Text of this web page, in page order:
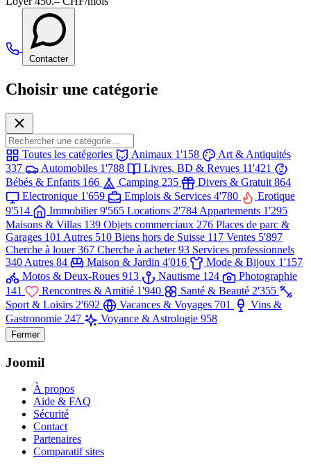
Contacter
Choisir une catégorie
Toutes les catégories Animaux 1'158
Art & Antiquités
337
Automobiles 1'788 Livres, BD & Revues 11'421
Bébés & Enfants 166 Camping 235 Divers & Gratuit 864
Electronique 1'659 Emplois & Services 4'780
Erotique
9'514
Immobilier 9'565 Locations 2'784 Appartements 1'295
Maisons & Villas 139 Objets commerciaux 276 Places de parc &
Garages 101 Autres 510 Biens hors de Suisse 117 Ventes 5'897
Cherche à louer 367 Cherche à acheter 93 Services professionnels
340 Autres 84 Maison & Jardin 4'016 Mode & Bijoux 1'157
Motos & Deux-Roues 913 Nautisme 124
Photographie
141
Rencontres & Amitié 1'940 Santé & Beauté 2'355
Sport & Loisirs 2'692 Vacances & Voyages 701
Vins &
Gastronomie 247 Voyance & Astrologie 958
Fermer
Joomil
À propos
Aide & FAQ
Sécurité
Contact
Partenaires
Comparatif sites